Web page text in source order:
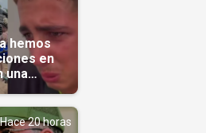
hemos
en
una
Hace 20 horas